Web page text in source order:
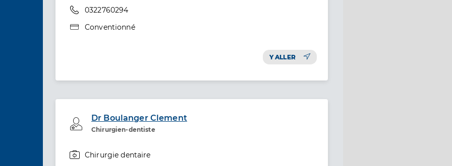
Téléphone
0322760294
Type de convention
Conventionné
Y ALLER
Dr Boulanger Clement
Chirurgien-dentiste
Professionel de santé
Chirurgie dentaire